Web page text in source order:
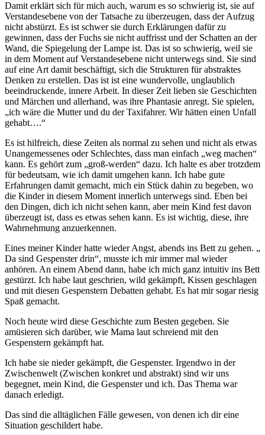
Damit erklärt sich für mich auch, warum es so schwierig ist, sie auf
Verstandesebene von der Tatsache zu überzeugen, dass der Aufzug
nicht abstürzt. Es ist schwer sie durch Erklärungen dafür zu
gewinnen, dass der Fuchs sie nicht auffrisst und der Schatten an der
Wand, die Spiegelung der Lampe ist. Das ist so schwierig, weil sie
in dem Moment auf Verstandesebene nicht unterwegs sind. Sie sind
auf eine Art damit beschäftigt, sich die Strukturen für abstraktes
Denken zu erstellen. Das ist ist eine wundervolle, unglaublich
beeindruckende, innere Arbeit. In dieser Zeit lieben sie Geschichten
und Märchen und allerhand, was ihre Phantasie anregt. Sie spielen,
„ich wäre die Mutter und du der Taxifahrer. Wir hätten einen Unfall
gehabt….“
Es ist hilfreich, diese Zeiten als normal zu sehen und nicht als etwas
Unangemessenes oder Schlechtes, dass man einfach „weg machen“
kann. Es gehört zum „groß-werden“ dazu. Ich halte es aber trotzdem
für bedeutsam, wie ich damit umgehen kann. Ich habe gute
Erfahrungen damit gemacht, mich ein Stück dahin zu begeben, wo
die Kinder in diesem Moment innerlich unterwegs sind. Eben bei
den Dingen, dich ich nicht sehen kann, aber mein Kind fest davon
überzeugt ist, dass es etwas sehen kann. Es ist wichtig, diese, ihre
Wahrnehmung anzuerkennen.
Eines meiner Kinder hatte wieder Angst, abends ins Bett zu gehen. „
Da sind Gespenster drin“, musste ich mir immer mal wieder
anhören. An einem Abend dann, habe ich mich ganz intuitiv ins Bett
gestürzt. Ich habe laut geschrien, wild gekämpft, Kissen geschlagen
und mit diesen Gespenstern Debatten gehabt. Es hat mir sogar riesig
Spaß gemacht.
Noch heute wird diese Geschichte zum Besten gegeben. Sie
amüsieren sich darüber, wie Mama laut schreiend mit den
Gespenstern gekämpft hat.
Ich habe sie nieder gekämpft, die Gespenster. Irgendwo in der
Zwischenwelt (Zwischen konkret und abstrakt) sind wir uns
begegnet, mein Kind, die Gespenster und ich. Das Thema war
danach erledigt.
Das sind die alltäglichen Fälle gewesen, von denen ich dir eine
Situation geschildert habe.